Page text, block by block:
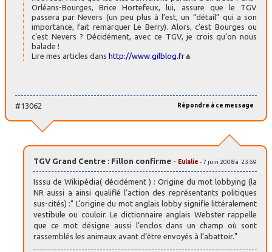
Orléans-Bourges, Brice Hortefeux, lui, assure que le TGV
passera par Nevers (un peu plus à l’est, un “détail” qui a son
importance, fait remarquer Le Berry). Alors, c’est Bourges ou
c’est Nevers ? Décidément, avec ce TGV, je crois qu’on nous
balade !
Lire mes articles dans http://www.gilblog.fr
Répondre à ce message
#13062
TGV Grand Centre : Fillon confirme - Eulalie - 7 juin 2008 à 23:59
Isssu de Wikipédia( décidément ) : Origine du mot lobbying (la
NR aussi a ainsi qualifié l’action des représentants politiques
sus-cités) :" L’origine du mot anglais lobby signifie littéralement
vestibule ou couloir. Le dictionnaire anglais Webster rappelle
que ce mot désigne aussi l’enclos dans un champ où sont
rassemblés les animaux avant d’être envoyés à l’abattoir."